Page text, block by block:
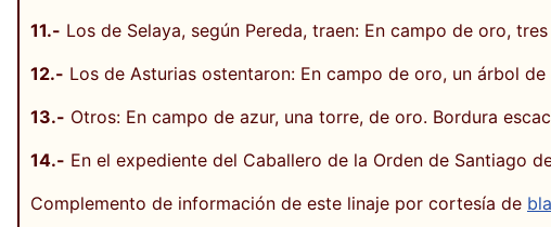
11.- Los de Selaya, según Pereda, traen: En campo de oro,
12.- Los de Asturias ostentaron: En campo de oro, un árbol de
13.- Otros: En campo de azur, una torre, de oro. Bordura
14.- En el expediente del Caballero de la Orden de Santiago
Complemento de información de este linaje por cortesía de